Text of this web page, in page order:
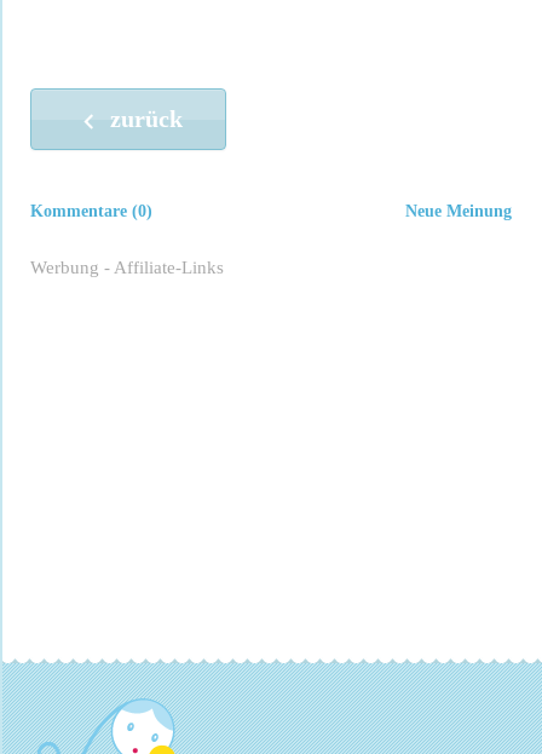
zurück
Neue Meinung
Kommentare (0)
Werbung - Affiliate-Links